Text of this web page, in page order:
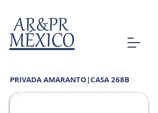
MÉXICO
AR&PR
PRIVADA AMARANTO|CASA 268B